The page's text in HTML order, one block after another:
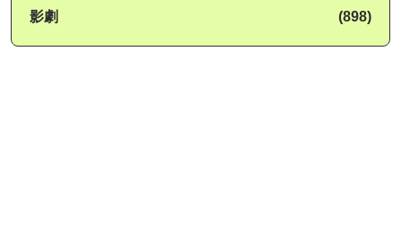
影劇 (898)